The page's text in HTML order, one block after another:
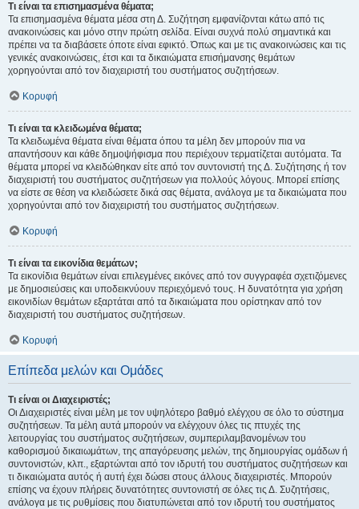
Τι είναι τα επισημασμένα θέματα;
Τα επισημασμένα θέματα μέσα στη Δ. Συζήτηση εμφανίζονται κάτω από τις
ανακοινώσεις και μόνο στην πρώτη σελίδα. Είναι συχνά πολύ σημαντικά και
πρέπει να τα διαβάσετε όποτε είναι εφικτό. Όπως και με τις ανακοινώσεις και τις
γενικές ανακοινώσεις, έτσι και τα δικαιώματα επισήμανσης θεμάτων
χορηγούνται από τον διαχειριστή του συστήματος συζητήσεων.
Κορυφή
Τι είναι τα κλειδωμένα θέματα;
Τα κλειδωμένα θέματα είναι θέματα όπου τα μέλη δεν μπορούν πια να
απαντήσουν και κάθε δημοψήφισμα που περιέχουν τερματίζεται αυτόματα. Τα
θέματα μπορεί να κλειδώθηκαν είτε από τον συντονιστή της Δ. Συζήτησης ή τον
διαχειριστή του συστήματος συζητήσεων για πολλούς λόγους. Μπορεί επίσης
να είστε σε θέση να κλειδώσετε δικά σας θέματα, ανάλογα με τα δικαιώματα που
χορηγούνται από τον διαχειριστή του συστήματος συζητήσεων.
Κορυφή
Τι είναι τα εικονίδια θεμάτων;
Τα εικονίδια θεμάτων είναι επιλεγμένες εικόνες από τον συγγραφέα σχετιζόμενες
με δημοσιεύσεις και υποδεικνύουν περιεχόμενό τους. Η δυνατότητα για χρήση
εικονιδίων θεμάτων εξαρτάται από τα δικαιώματα που ορίστηκαν από τον
διαχειριστή του συστήματος συζητήσεων.
Κορυφή
Επίπεδα μελών και Ομάδες
Τι είναι οι Διαχειριστές;
Οι Διαχειριστές είναι μέλη με τον υψηλότερο βαθμό ελέγχου σε όλο το σύστημα
συζητήσεων. Τα μέλη αυτά μπορούν να ελέγχουν όλες τις πτυχές της
λειτουργίας του συστήματος συζητήσεων, συμπεριλαμβανομένων του
καθορισμού δικαιωμάτων, της απαγόρευσης μελών, της δημιουργίας ομάδων ή
συντονιστών, κλπ., εξαρτώνται από τον ιδρυτή του συστήματος συζητήσεων και
τι δικαιώματα αυτός ή αυτή έχει δώσει στους άλλους διαχειριστές. Μπορούν
επίσης να έχουν πλήρεις δυνατότητες συντονιστή σε όλες τις Δ. Συζητήσεις,
ανάλογα με τις ρυθμίσεις που διατυπώνεται από τον ιδρυτή του συστήματος